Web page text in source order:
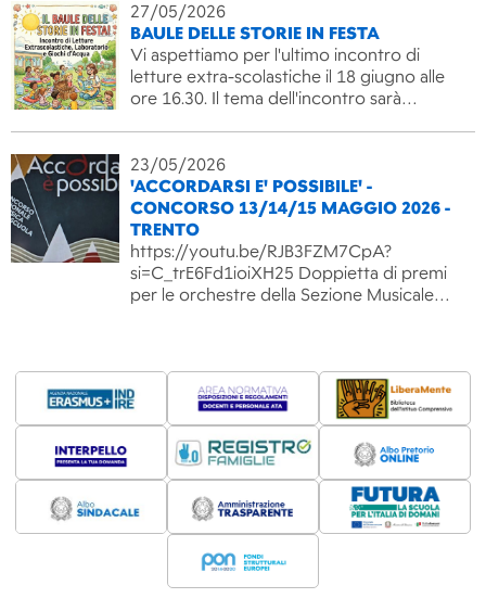
27/05/2026
BAULE DELLE STORIE IN FESTA
Vi aspettiamo per l'ultimo incontro di
letture extra-scolastiche il 18 giugno alle
ore 16.30. Il tema dell'incontro sarà…
23/05/2026
'ACCORDARSI E' POSSIBILE' -
CONCORSO 13/14/15 MAGGIO 2026 -
TRENTO
https://youtu.be/RJB3FZM7CpA?
si=C_trE6Fd1ioiXH25 Doppietta di premi
per le orchestre della Sezione Musicale…